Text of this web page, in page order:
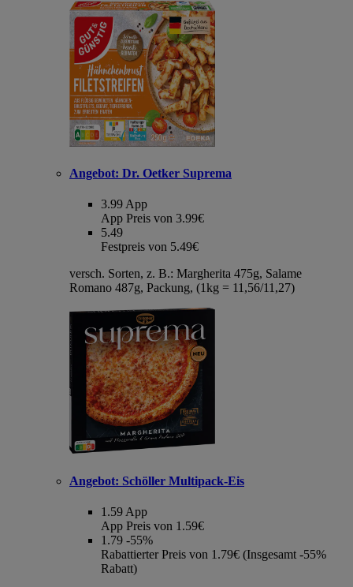
Angebot: Dr. Oetker Suprema
3.99 App
App Preis von 3.99€
5.49
Festpreis von 5.49€
versch. Sorten, z. B.: Margherita 475g, Salame
Romano 487g, Packung, (1kg = 11,56/11,27)
Angebot: Schöller Multipack-Eis
1.59 App
App Preis von 1.59€
1.79 -55%
Rabattierter Preis von 1.79€ (Insgesamt -55%
Rabatt)